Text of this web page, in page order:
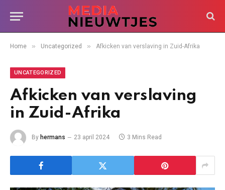
Home » Uncategorized » Afkicken van verslaving in Zuid-Afrika
UNCATEGORIZED
Afkicken van verslaving
in Zuid-Afrika
By hermans 23 april 2024 3 Mins Read